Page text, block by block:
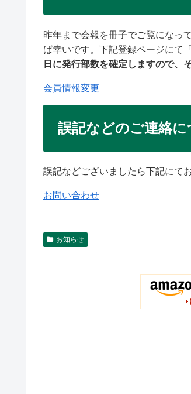
昨年まで会報を冊子でご覧になっ
ば幸いです。下記登録ページにて
日に発行部数を確定しますので、
会員情報変更
誤記などのご連絡に
誤記などございましたら下記にて
お問い合わせ
お知らせ